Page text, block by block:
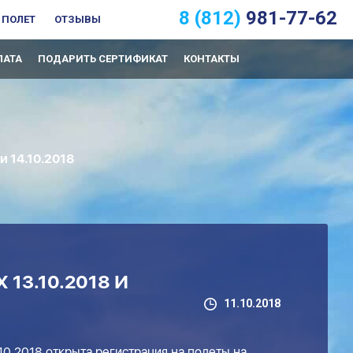
8 (812) 981-77-62
ОТЗЫВЫ
ПОДАРИТЬ СЕРТИФИКАТ КОНТАКТЫ
И
11.10.2018